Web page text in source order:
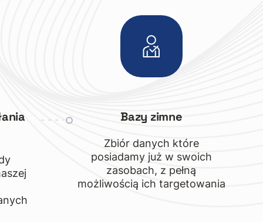
Bazy zimne
Zbiór danych które
posiadamy już w swoich
zasobach, z pełną
możliwością ich targetowania